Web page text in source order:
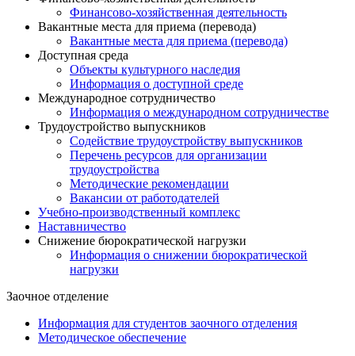
Финансово-хозяйственная деятельность
Вакантные места для приема (перевода)
Вакантные места для приема (перевода)
Доступная среда
Объекты культурного наследия
Информация о доступной среде
Международное сотрудничество
Информация о международном сотрудничестве
Трудоустройство выпускников
Содействие трудоустройству выпускников
Перечень ресурсов для организации
трудоустройства
Методические рекомендации
Вакансии от работодателей
Учебно-производственный комплекс
Наставничество
Снижение бюрократической нагрузки
Информация о снижении бюрократической
нагрузки
Заочное отделение
Информация для студентов заочного отделения
Методическое обеспечение